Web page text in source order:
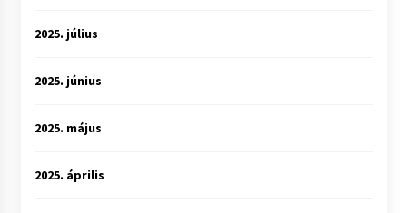
2025. július
2025. június
2025. május
2025. április